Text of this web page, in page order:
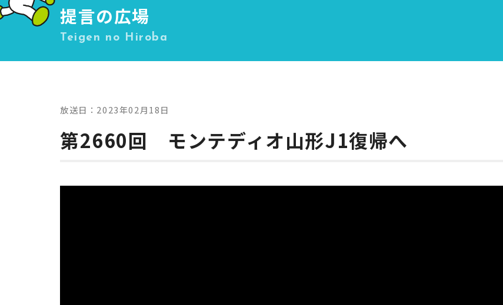
提言の広場
Teigen no Hiroba
放送日：2023年02月18日
第2660回 モンテディオ山形J1復帰へ